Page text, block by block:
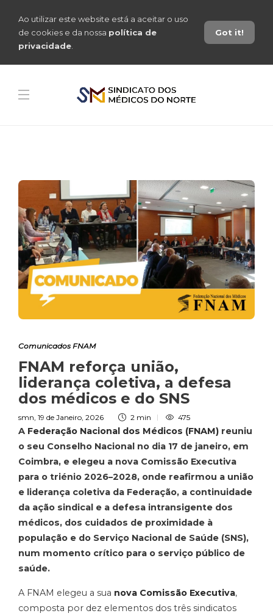
Ao utilizar este website está a aceitar o uso
de cookies e da nossa política de
privacidade
Got it!
Comunicados FNAM
FNAM reforça união,
liderança coletiva, a defesa
dos médicos e do SNS
smn 19 de Janeiro, 2026 2 min 475
A Federação Nacional dos Médicos (FNAM) reuniu
o seu Conselho Nacional no dia 17 de janeiro, em
Coimbra, e elegeu a nova Comissão Executiva
para o triénio 2026–2028, onde reafirmou a união
e liderança coletiva da Federação, a continuidade
da ação sindical e a defesa intransigente dos
médicos, dos cuidados de proximidade à
população e do Serviço Nacional de Saúde (SNS),
num momento crítico para o serviço público de
saúde.
A FNAM elegeu a sua nova Comissão Executiva,
composta por dez elementos dos três sindicatos